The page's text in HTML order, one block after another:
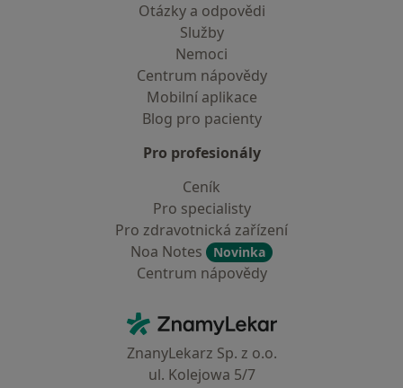
Otázky a odpovědi
Služby
Nemoci
Centrum nápovědy
Mobilní aplikace
Blog pro pacienty
Pro profesionály
Ceník
Pro specialisty
Pro zdravotnická zařízení
Noa Notes
Novinka
Centrum nápovědy
ZnamyLekar - Hlavní stránka
ZnanyLekarz Sp. z o.o.
ul. Kolejowa 5/7